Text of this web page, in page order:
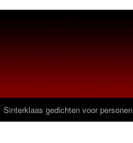
Sinterklaas gedichten voor personen